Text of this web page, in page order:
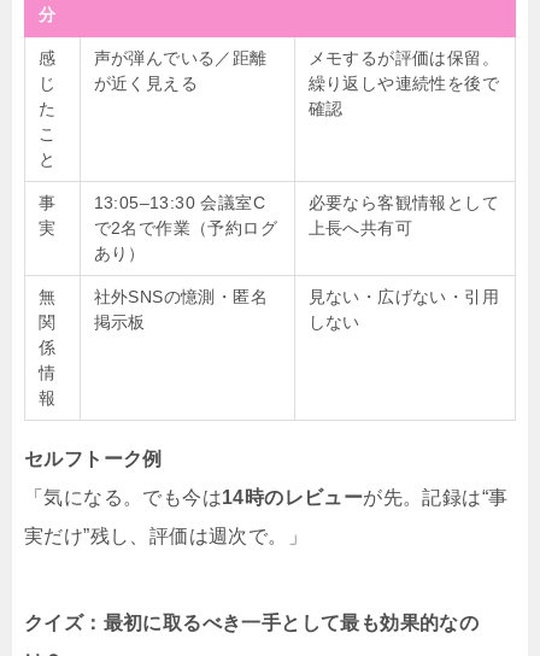
分
感
じ
た
こ
と
声が弾んでいる／距離
が近く見える
メモするが評価は保留。
繰り返しや連続性を後で
確認
事
実
13:05–13:30 会議室C
で2名で作業（予約ログ
あり）
必要なら客観情報として
上長へ共有可
無
関
係
情
報
社外SNSの憶測・匿名
掲示板
見ない・広げない・引用
しない
セルフトーク例
「気になる。でも今は14時のレビューが先。記録は“事
実だけ”残し、評価は週次で。」
クイズ：最初に取るべき一手として最も効果的なの